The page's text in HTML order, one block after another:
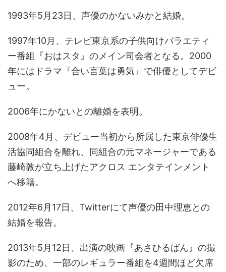
1993年5月23日、声優のかないみかと結婚。
1997年10月、テレビ東京系の子供向けバラエティ
ー番組『おはスタ』のメイン司会者となる。2000
年にはドラマ『合い言葉は勇気』で俳優としてデビ
ュー。
2006年にかないとの離婚を表明。
2008年4月、デビュー当初から所属した東京俳優生
活協同組合を離れ、同組合の元マネージャーである
藤崎敦が立ち上げたアクロス エンタテインメント
へ移籍。
2012年6月17日、Twitterにて声優の田中理恵との
結婚を報告。
2013年5月12日、出演の映画『あさひるばん』の撮
影のため、一部のレギュラー番組を4週間ほど欠席